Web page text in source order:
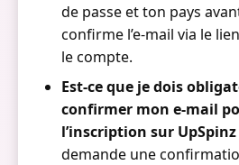
de passe et ton pays
confirme l’e-mail via le
le compte.
Est-ce que je dois
confirmer mon e-mail
l’inscription sur UpSpinz
demande une